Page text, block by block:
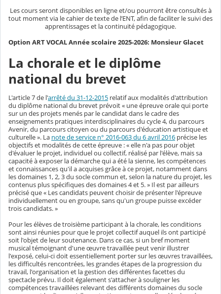
Les cours seront disponibles en ligne et/ou pourront être consultés à
tout moment via le cahier de texte de l’ENT, afin de faciliter le suivi des
apprentissages et la continuité pédagogique.
Option ART VOCAL Année scolaire 2025-2026: Monsieur Glacet
La chorale et le diplôme
national du brevet
L'article 7 de l'arrêté du 31-12-2015 relatif aux modalités d'attribution
du diplôme national du brevet prévoit « une épreuve orale qui porte
sur un des projets menés par le candidat dans le cadre des
enseignements pratiques interdisciplinaires du cycle 4, du parcours
Avenir, du parcours citoyen ou du parcours d'éducation artistique et
culturelle ». La note de service n° 2016-063 du 6 avril 2016 précise les
objectifs et modalités de cette épreuve : « elle n'a pas pour objet
d'évaluer le projet, individuel ou collectif, réalisé par l'élève, mais sa
capacité à exposer la démarche qui a été la sienne, les compétences
et connaissances qu'il a acquises grâce à ce projet, notamment dans
les domaines 1, 2, 3 du socle commun et, selon la nature du projet, les
contenus plus spécifiques des domaines 4 et 5. » Il est par ailleurs
précisé que « Les candidats peuvent choisir de présenter l'épreuve
individuellement ou en groupe, sans qu'un groupe puisse excéder
trois candidats. »
Pour les élèves de troisième participant à la chorale, les conditions
sont ainsi réunies pour que le projet collectif auquel ils ont participé
soit l'objet de leur soutenance. Dans ce cas, si un bref moment
musical témoignant d'une œuvre travaillée peut venir illustrer
l'exposé, celui-ci doit essentiellement porter sur les œuvres travaillées,
les difficultés rencontrées, les grandes étapes de la progression du
travail, l'organisation et la gestion des différentes facettes du
spectacle prévu. Il doit également s'attacher à souligner les
compétences travaillées relevant des différents domaines du socle